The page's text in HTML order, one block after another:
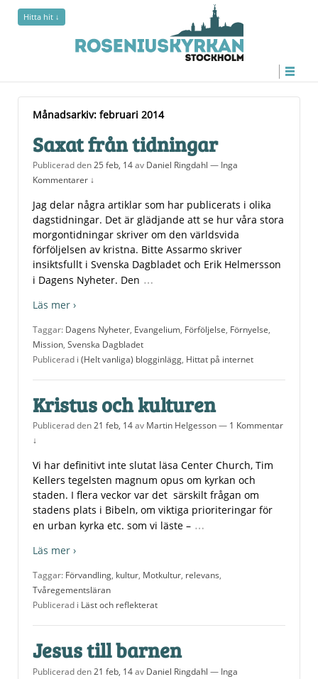
Hitta hit ↓
Månadsarkiv: februari 2014
Saxat från tidningar
Publicerad den25 feb, 14av Daniel Ringdahl — Inga
Kommentarer ↓
Jag delar några artiklar som har publicerats i olika
dagstidningar. Det är glädjande att se hur våra stora
morgontidningar skriver om den världsvida
förföljelsen av kristna. Bitte Assarmo skriver
insiktsfullt i Svenska Dagbladet och Erik Helmersson
i Dagens Nyheter. Den …
Läs mer ›
Taggar: Dagens Nyheter, Evangelium, Förföljelse, Förnyelse,
Mission, Svenska Dagbladet
Publicerad i (Helt vanliga) blogginlägg, Hittat på internet
Kristus och kulturen
Publicerad den21 feb, 14av Martin Helgesson— 1 Kommentar
↓
Vi har definitivt inte slutat läsa Center Church, Tim
Kellers tegelsten magnum opus om kyrkan och
staden. I flera veckor var det särskilt frågan om
stadens plats i Bibeln, om viktiga prioriteringar för
en urban kyrka etc. som vi läste – …
Läs mer ›
Taggar: Förvandling, kultur, Motkultur, relevans,
Tvåregementsläran
Publicerad i Läst och reflekterat
Jesus till barnen
Publicerad den21 feb, 14av Daniel Ringdahl — Inga